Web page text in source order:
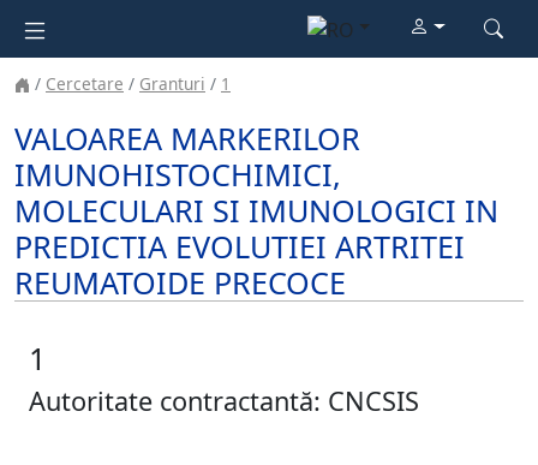
Cercetare Granturi 1
VALOAREA MARKERILOR
IMUNOHISTOCHIMICI,
MOLECULARI SI IMUNOLOGICI IN
PREDICTIA EVOLUTIEI ARTRITEI
REUMATOIDE PRECOCE
1
Autoritate contractantă: CNCSIS